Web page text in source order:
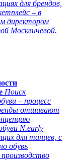
для брендов,
– в
директором
Москвичевой.
Поиск
– процесс
отшивают
N.early
для танцев, с
обувь